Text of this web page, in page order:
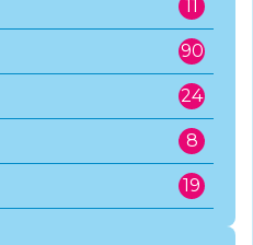
11
90
24
8
19